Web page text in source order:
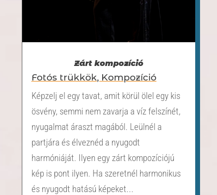
Zárt kompozíció
Fotós trükkök, Kompozíció
Képzelj el egy tavat, amit körül ölel egy kis
ösvény, semmi nem zavarja a víz felszínét,
nyugalmat áraszt magából. Leülnél a
partjára és élveznéd a nyugodt
harmóniáját. Ilyen egy zárt kompozíciójú
kép is pont ilyen. Ha szeretnél harmonikus
és nyugodt hatású képeket...